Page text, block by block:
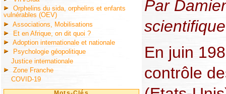
Orphelins du sida, orphelins et enfants
vulnérables (OEV)
Associations, Mobilisations
Et en Afrique, on dit quoi ?
Adoption internationale et nationale
Psychologie géopolitique
Justice internationale
Zone Franche
COVID-19
Par
En juin
contrôle